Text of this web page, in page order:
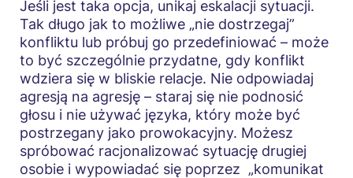
Jeśli jest taka opcja, unikaj eskalacji sytuacji.
Tak długo jak to możliwe „nie dostrzegaj”
konfliktu lub próbuj go przedefiniować – może
to być szczególnie przydatne, gdy konflikt
wdziera się w bliskie relacje. Nie odpowiadaj
agresją na agresję – staraj się nie podnosić
głosu i nie używać języka, który może być
postrzegany jako prowokacyjny. Możesz
spróbować racjonalizować sytuację drugiej
osobie i wypowiadać się poprzez „komunikat